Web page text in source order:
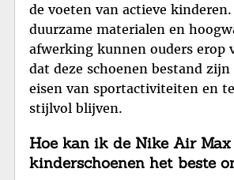
de voeten van actieve
duurzame materialen en
afwerking kunnen ouders erop
dat deze schoenen bestand zijn
eisen van sportactiviteiten en
stijlvol blijven.
Hoe kan ik de Nike Air Max
kinderschoenen het beste